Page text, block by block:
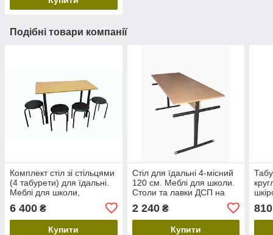
Подібні товари компанії
Комплект стіл зі стільцями
(4 табурети) для їдальні.
Меблі для школи,
громадського харчування
з металевим каркасом
6 400 ₴
Купити
Стіл для їдальні 4-місний
120 см. Меблі для школи.
Столи та лавки ДСП на
2 240₴
Купити
810